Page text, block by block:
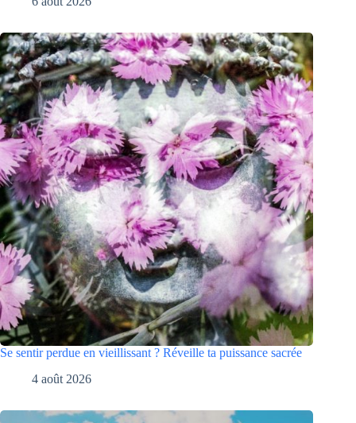
Se sentir perdue en vieillissant ? Réveille ta puissance sacrée
4 août 2026